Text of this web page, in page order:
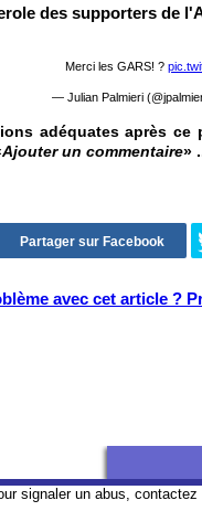
des supporters de
Merci les GARS! ?
— Julian Palmieri
adéquates après
Ajouter un commentaire»
Partager sur Facebook
avec cet article ?
signaler un abus, contactez